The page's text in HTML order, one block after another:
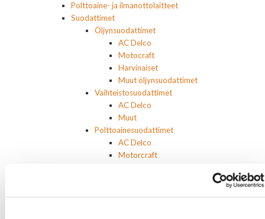
Polttoaine- ja ilmanottolaitteet
Suodattimet
Öljynsuodattimet
AC Delco
Motocraft
Harvinaiset
Muut öljynsuodattimet
Vaihteistosuodattimet
AC Delco
Muut
Polttoainesuodattimet
AC Delco
Motorcraft